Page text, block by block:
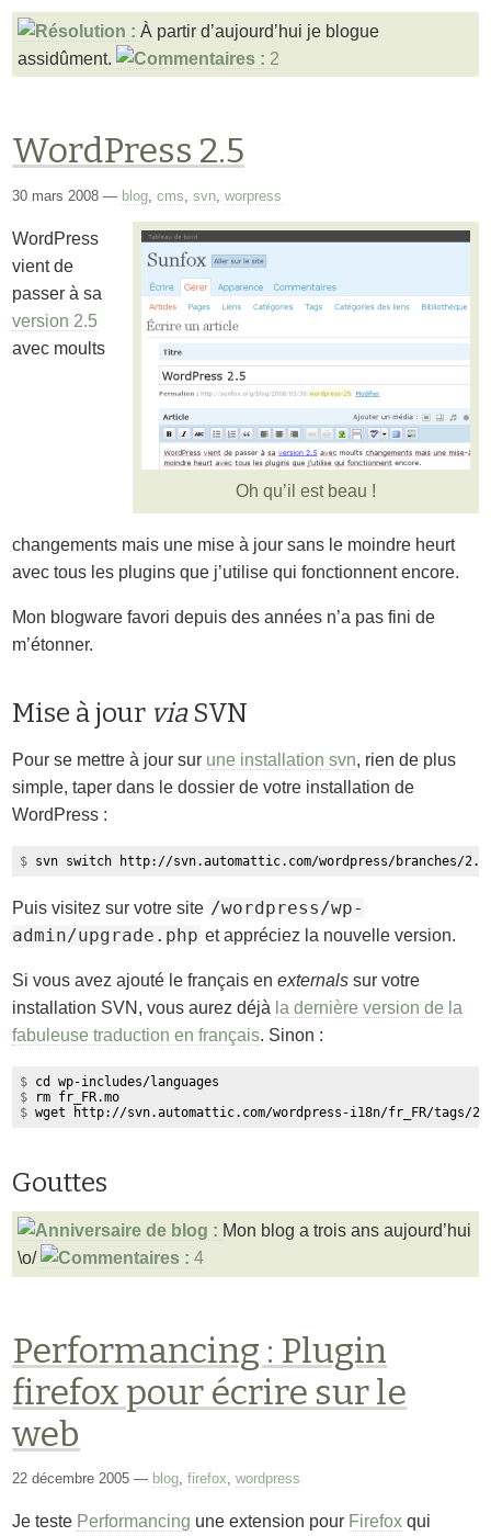
À partir d’aujourd’hui je blogue
assidûment.
2
WordPress 2.5
30 mars 2008— blog,cms,svn,worpress
Oh qu’il est beau !
WordPress
vient de
passer à sa
version 2.5
avec moults
changements mais une mise à jour sans le moindre heurt
avec tous les plugins que j’utilise qui fonctionnent encore.
Mon blogware favori depuis des années n’a pas fini de
m’étonner.
Mise à jour viaSVN
Pour se mettre à jour sur une installation svn, rien de plus
simple, taper dans le dossier de votre installation de
WordPress :
$ svn switch http://svn.automattic.com/wordpress/branches/
Puis visitez sur votre site /wordpress/wp-
admin/upgrade.php et appréciez la nouvelle version.
Si vous avez ajouté le français enexternals sur votre
installation SVN, vous aurez déjà la dernière version de la
fabuleuse traduction en français. Sinon :
$ cd wp-includes/languages
$
rm fr_FR.mo
$ wget http://svn.automattic.com/wordpress-i18n/fr_FR/tags/
Gouttes
Mon blog a trois ans aujourd’hui
\o/
4
Performancing : Plugin
firefox pour écrire sur le
web
22 décembre 2005— blog,firefox,wordpress
Je teste Performancing une extension pour Firefox qui